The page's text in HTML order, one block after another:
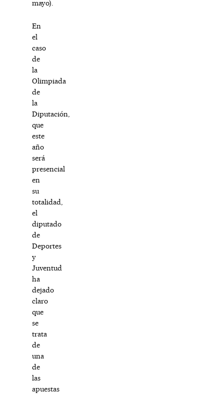
mayo).
En
el
caso
de
la
Olimpiada
de
la
Diputación,
que
este
año
será
presencial
en
su
totalidad,
el
diputado
de
Deportes
y
Juventud
ha
dejado
claro
que
se
trata
de
una
de
las
apuestas